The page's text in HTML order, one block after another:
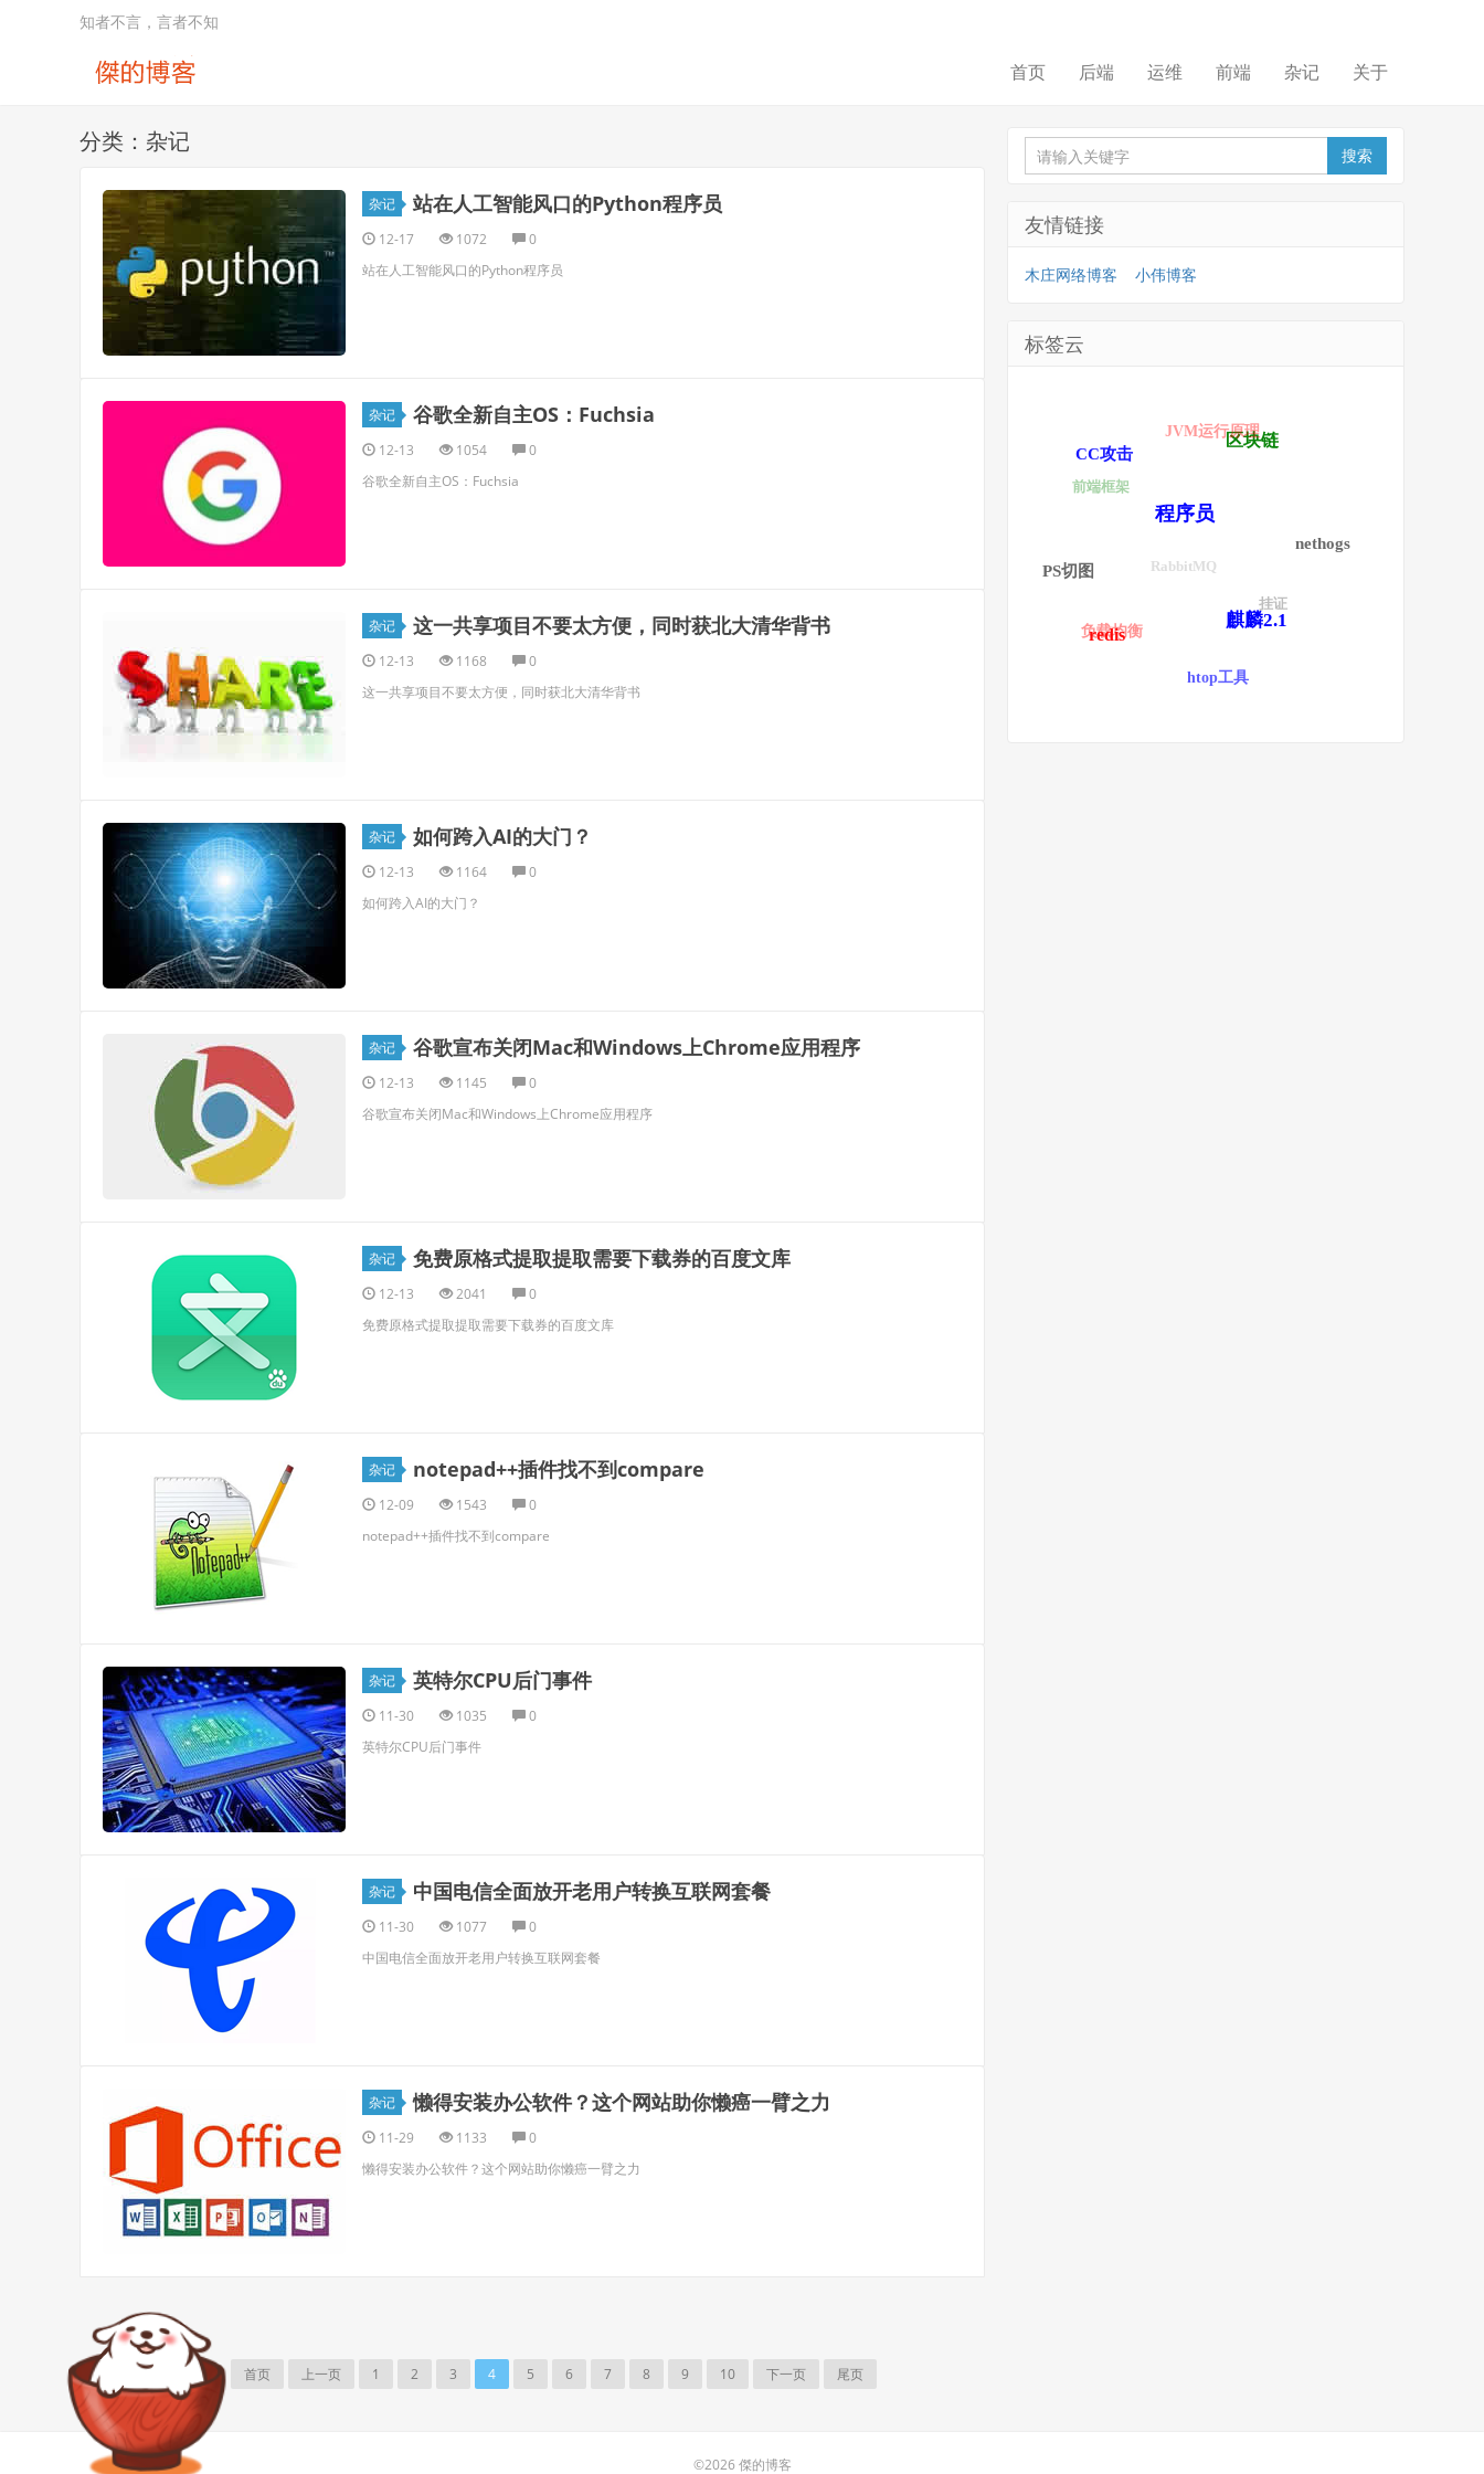
知者不言，言者不知
首页 后端 运维 前端 杂记 关于
分类：杂记
杂记 站在人工智能风口的Python程序员
12-17 1072
0
站在人工智能风口的Python程序员
杂记 谷歌全新自主OS：Fuchsia
12-13 1054
0
谷歌全新自主OS：Fuchsia
杂记 这一共享项目不要太方便，同时获北大清华背书
12-13 1168
0
这一共享项目不要太方便，同时获北大清华背书
杂记 如何跨入AI的大门？
12-13 1164
0
如何跨入AI的大门？
杂记 谷歌宣布关闭Mac和Windows上Chrome应用程序
12-13 1145
0
谷歌宣布关闭Mac和Windows上Chrome应用程序
杂记 免费原格式提取提取需要下载券的百度文库
12-13 2041
0
免费原格式提取提取需要下载券的百度文库
杂记 notepad++插件找不到compare
12-09 1543
0
notepad++插件找不到compare
杂记 英特尔CPU后门事件
11-30 1035
0
英特尔CPU后门事件
杂记 中国电信全面放开老用户转换互联网套餐
11-30 1077
0
中国电信全面放开老用户转换互联网套餐
杂记 懒得安装办公软件？这个网站助你懒癌一臂之力
11-29 1133
0
懒得安装办公软件？这个网站助你懒癌一臂之力
4/12 首页 上一页 1 2 3 4 5 6 7 8 9 10 下一页 尾页
友情链接
木庄网络博客 小伟博客
标签云
redis
PS切图
麒麟2.1
区块链
挂证
nethogs
htop工具
前端框架
RabbitMQ
负载均衡
程序员
CC攻击
JVM运行原理
©2026 傑的博客